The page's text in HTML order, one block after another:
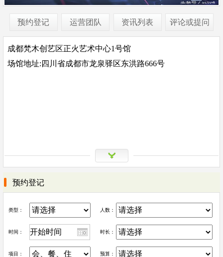
预约登记 运营团队 资讯列表 评论或提问
成都梵木创艺区正火艺术中心1号馆
场馆地址:四川省成都市龙泉驿区东洪路666号
预约登记
类型： 人数：
时间： 时长：
项目： 预算：